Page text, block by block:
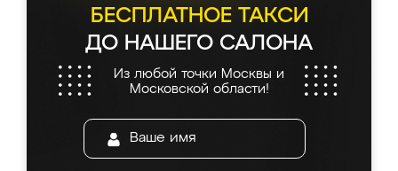
БЕСПЛАТНОЕ ТАКСИ
ДО НАШЕГО САЛОНА
Из любой точки Москвы и
Московской области!